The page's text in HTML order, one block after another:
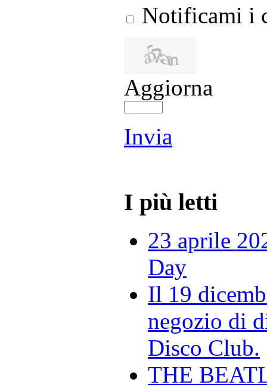
Notificami i
Aggiorna
Invia
I più letti
23 aprile
Day
Il 19
negozio di
Disco Club.
THE